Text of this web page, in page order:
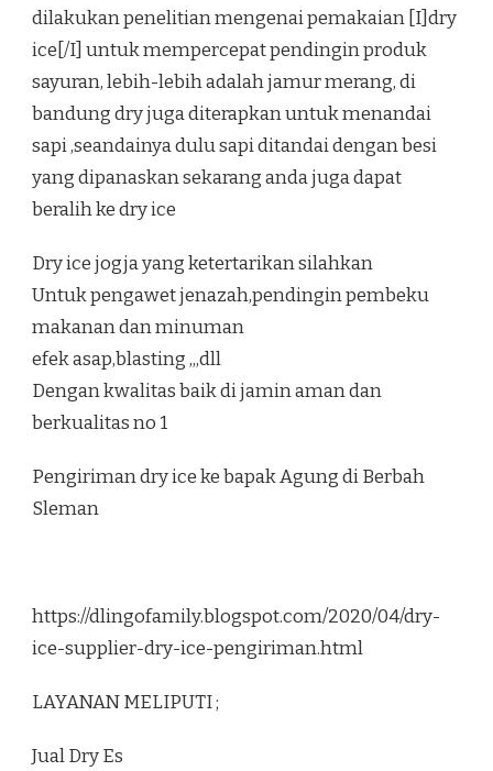
dilakukan penelitian mengenai pemakaian [I]dry
ice[/I] untuk mempercepat pendingin produk
sayuran, lebih-lebih adalah jamur merang, di
bandung dry juga diterapkan untuk menandai
sapi ,seandainya dulu sapi ditandai dengan besi
yang dipanaskan sekarang anda juga dapat
beralih ke dry ice
Dry ice jogja yang ketertarikan silahkan
Untuk pengawet jenazah,pendingin pembeku
makanan dan minuman
efek asap,blasting ,,,dll
Dengan kwalitas baik di jamin aman dan
berkualitas no 1
Pengiriman dry ice ke bapak Agung di Berbah
Sleman
https://dlingofamily.blogspot.com/2020/04/dry-
ice-supplier-dry-ice-pengiriman.html
LAYANAN MELIPUTI ;
Jual Dry Es